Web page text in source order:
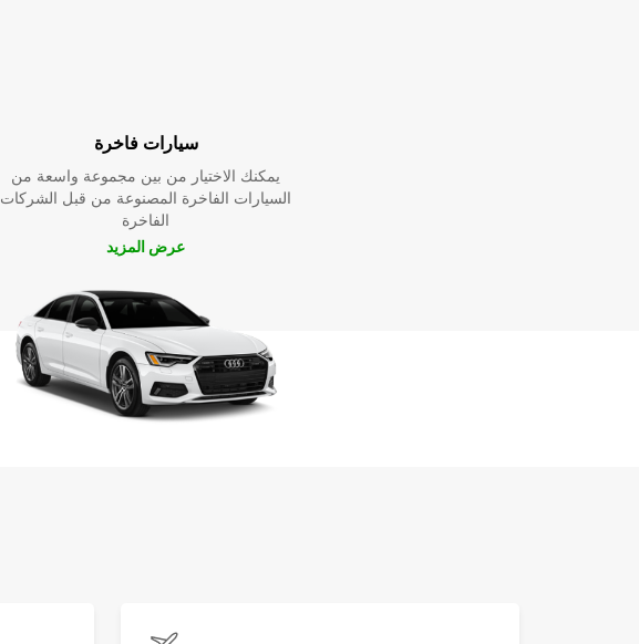
سيارات فاخرة
يمكنك الاختيار من بين مجموعة واسعة من
السيارات الفاخرة المصنوعة من قبل الشركات
الفاخرة
عرض المزيد